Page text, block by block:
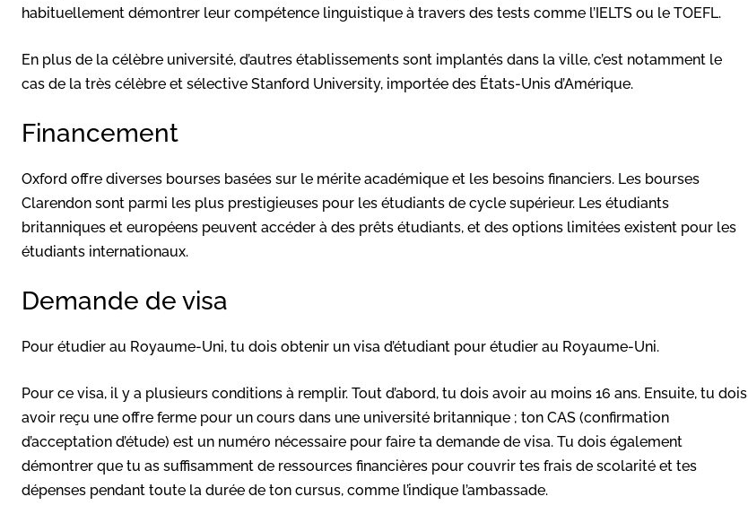
habituellement démontrer leur compétence linguistique à travers des tests comme l’IELTS ou le TOEFL.
En plus de la célèbre université, d’autres établissements sont implantés dans la ville, c’est notamment le
cas de la très célèbre et sélective Stanford University, importée des États-Unis d’Amérique.
Financement
Oxford offre diverses bourses basées sur le mérite académique et les besoins financiers. Les bourses
Clarendon sont parmi les plus prestigieuses pour les étudiants de cycle supérieur. Les étudiants
britanniques et européens peuvent accéder à des prêts étudiants, et des options limitées existent pour les
étudiants internationaux.
Demande de visa
Pour étudier au Royaume-Uni, tu dois obtenir un visa d’étudiant pour étudier au Royaume-Uni.
Pour ce visa, il y a plusieurs conditions à remplir. Tout d’abord, tu dois avoir au moins 16 ans. Ensuite, tu dois
avoir reçu une offre ferme pour un cours dans une université britannique ; ton CAS (confirmation
d’acceptation d’étude) est un numéro nécessaire pour faire ta demande de visa. Tu dois également
démontrer que tu as suffisamment de ressources financières pour couvrir tes frais de scolarité et tes
dépenses pendant toute la durée de ton cursus, comme l’indique l’ambassade.